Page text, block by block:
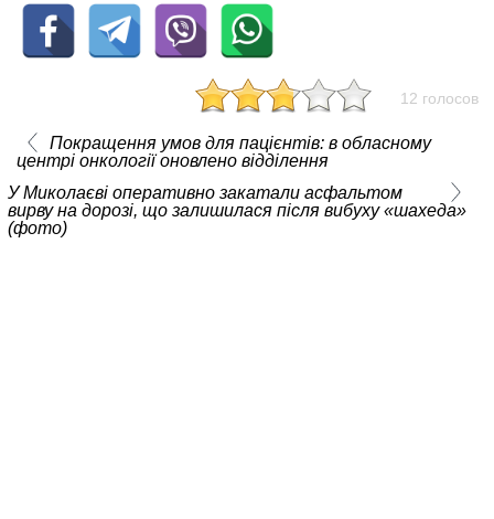
12 голосов
Покращення умов для пацієнтів: в обласному
центрі онкології оновлено відділення
У Миколаєві оперативно закатали асфальтом
вирву на дорозі, що залишилася після вибуху «шахеда»
(фото)